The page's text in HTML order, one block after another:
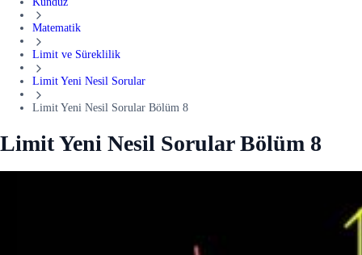
Matematik
Limit ve Süreklilik
Limit Yeni Nesil Sorular
Limit Yeni Nesil Sorular Bölüm 8
Limit Yeni Nesil Sorular Bölüm 8